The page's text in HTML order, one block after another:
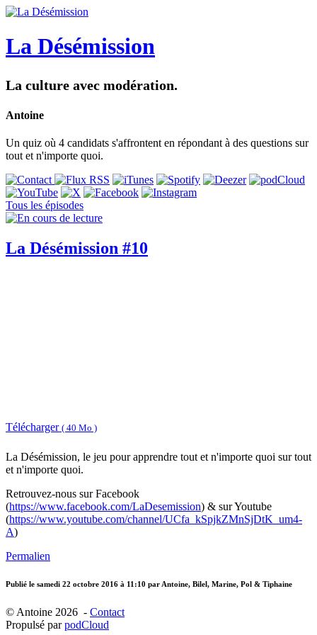
La Désémission
La culture avec modération.
Antoine
Un quiz où 4 candidats s'affrontent en répondant à des questions sur
tout et n'importe quoi.
Tous les épisodes
La Désémission #10
Télécharger ( 40 Mo )
La Désémission, le jeu pour apprendre tout et n'importe quoi sur tout
et n'importe quoi.
Retrouvez-nous sur Facebook
(https://www.facebook.com/LaDesemission) & sur Youtube
(https://www.youtube.com/channel/UCfa_kSpjkZMnSjDtK_um4-
A)
Permalien
Publié le samedi 22 octobre 2016 à 11:10 par Antoine, Bilel, Marine, Pol & Tiphaine
© Antoine 2026 - Contact
Propulsé parpodCloud